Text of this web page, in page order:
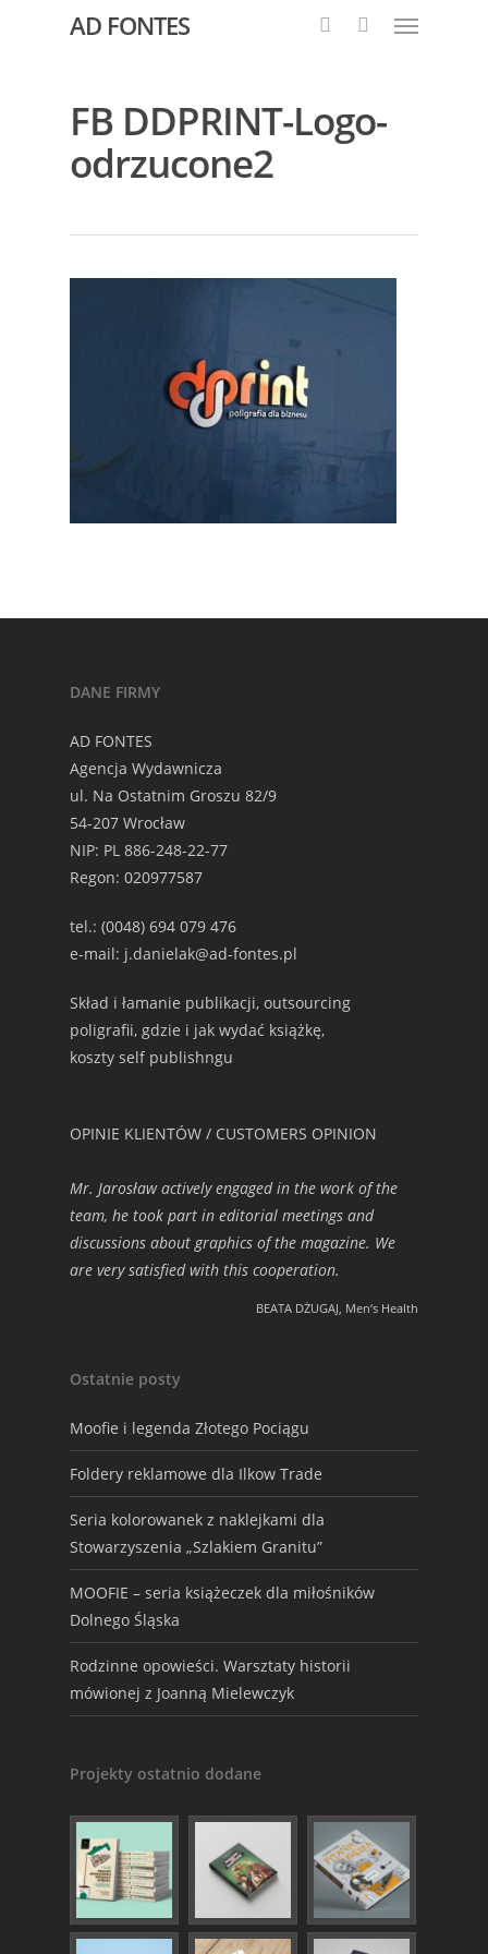
AD FONTES
FB DDPRINT-Logo-
odrzucone2
DANE FIRMY
AD FONTES
Agencja Wydawnicza
ul. Na Ostatnim Groszu 82/9
54-207 Wrocław
NIP: PL 886-248-22-77
Regon: 020977587
tel.: (0048) 694 079 476
e-mail: j.danielak@ad-fontes.pl
Skład i łamanie publikacji, outsourcing
poligrafii, gdzie i jak wydać książkę,
koszty self publishngu
OPINIE KLIENTÓW / CUSTOMERS OPINION
Mr. Jarosław actively engaged in the work of the
team, he took part in editorial meetings and
discussions about graphics of the magazine. We
are very satisfied with this cooperation.
BEATA DŻUGAJ, Men‘s Health
Ostatnie posty
Moofie i legenda Złotego Pociągu
Foldery reklamowe dla Ilkow Trade
Seria kolorowanek z naklejkami dla
Stowarzyszenia „Szlakiem Granitu”
MOOFIE – seria książeczek dla miłośników
Dolnego Śląska
Rodzinne opowieści. Warsztaty historii
mówionej z Joanną Mielewczyk
Projekty ostatnio dodane